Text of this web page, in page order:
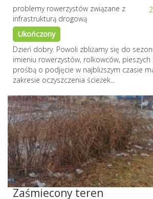
problemy rowerzystów związane z
infrastrukturą drogową
Ukończony
Dzień dobry. Powoli zbliżamy się do
imieniu rowerzystów, rolkowców,
prośbą o podjęcie w najbliższym czasie
zakresie oczyszczenia ścieżek...
Zaśmiecony teren